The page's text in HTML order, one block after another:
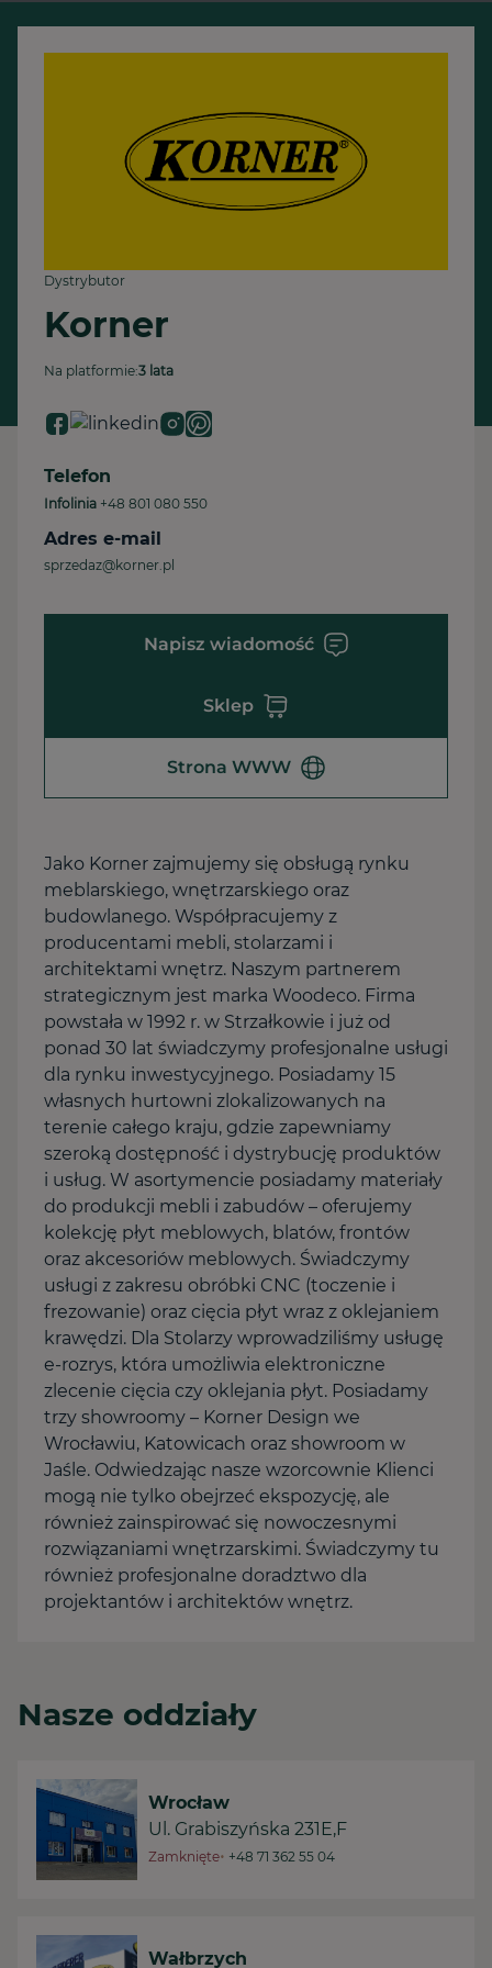
Dystrybutor
Korner
Na platformie:3 lata
Telefon
Infolinia +48 801 080 550
Adres e-mail
sprzedaz@korner.pl
Napisz wiadomość
Sklep
Strona WWW
Jako Korner zajmujemy się obsługą rynku
meblarskiego, wnętrzarskiego oraz
budowlanego. Współpracujemy z
producentami mebli, stolarzami i
architektami wnętrz. Naszym partnerem
strategicznym jest marka Woodeco. Firma
powstała w 1992 r. w Strzałkowie i już od
ponad 30 lat świadczymy profesjonalne usługi
dla rynku inwestycyjnego. Posiadamy 15
własnych hurtowni zlokalizowanych na
terenie całego kraju, gdzie zapewniamy
szeroką dostępność i dystrybucję produktów
i usług. W asortymencie posiadamy materiały
do produkcji mebli i zabudów – oferujemy
kolekcję płyt meblowych, blatów, frontów
oraz akcesoriów meblowych. Świadczymy
usługi z zakresu obróbki CNC (toczenie i
frezowanie) oraz cięcia płyt wraz z oklejaniem
krawędzi. Dla Stolarzy wprowadziliśmy usługę
e-rozrys, która umożliwia elektroniczne
zlecenie cięcia czy oklejania płyt. Posiadamy
trzy showroomy – Korner Design we
Wrocławiu, Katowicach oraz showroom w
Jaśle. Odwiedzając nasze wzorcownie Klienci
mogą nie tylko obejrzeć ekspozycję, ale
również zainspirować się nowoczesnymi
rozwiązaniami wnętrzarskimi. Świadczymy tu
również profesjonalne doradztwo dla
projektantów i architektów wnętrz.
Nasze oddziały
Wrocław
Ul. Grabiszyńska 231E,F
Zamknięte• +48 71 362 55 04
Wałbrzych